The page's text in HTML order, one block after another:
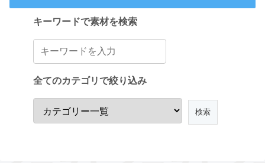
キーワードで素材を検索
全てのカテゴリで絞り込み